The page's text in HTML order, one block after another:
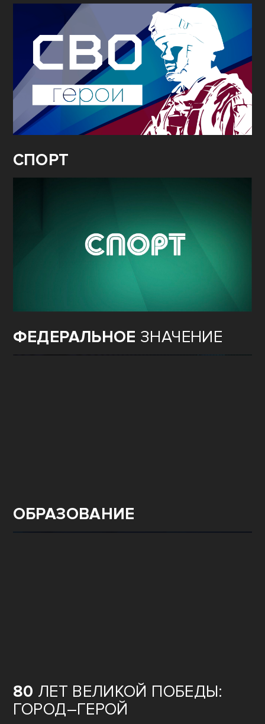
СПОРТ
ФЕДЕРАЛЬНОЕ ЗНАЧЕНИЕ
ОБРАЗОВАНИЕ
80 ЛЕТ ВЕЛИКОЙ ПОБЕДЫ:
ГОРОД–ГЕРОЙ